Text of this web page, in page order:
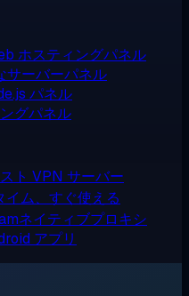
ホスティングパネル
サーバーパネル
パネル
グパネル
ト VPN サーバー
イム、すぐ使える
ネイティブプロキシ
アプリ